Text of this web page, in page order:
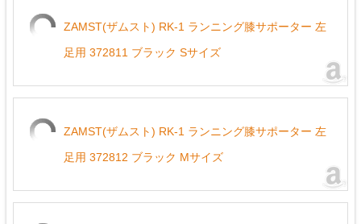
ZAMST(ザムスト) RK-1 ランニング膝サポーター 左
足用 372811 ブラック Sサイズ
ZAMST(ザムスト) RK-1 ランニング膝サポーター 左
足用 372812 ブラック Mサイズ